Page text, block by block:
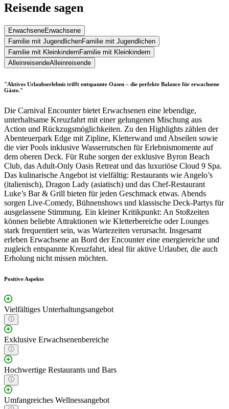
Reisende sagen
ErwachseneErwachsene
Familie mit JugendlichenFamilie mit Jugendlichen
Familie mit KleinkindernFamilie mit Kleinkindern
AlleinreisendeAlleinreisende
"Aktives Urlaubserlebnis trifft entspannte Oasen – die perfekte Balance für erwachsene
Gäste."
Die Carnival Encounter bietet Erwachsenen eine lebendige,
unterhaltsame Kreuzfahrt mit einer gelungenen Mischung aus
Action und Rückzugsmöglichkeiten. Zu den Highlights zählen der
Abenteuerpark Edge mit Zipline, Kletterwand und Abseilen sowie
die vier Pools inklusive Wasserrutschen für Erlebnismomente auf
dem oberen Deck. Für Ruhe sorgen der exklusive Byron Beach
Club, das Adult-Only Oasis Retreat und das luxuriöse Cloud 9 Spa.
Das kulinarische Angebot ist vielfältig: Restaurants wie Angelo’s
(italienisch), Dragon Lady (asiatisch) und das Chef-Restaurant
Luke’s Bar & Grill bieten für jeden Geschmack etwas. Abends
sorgen Live-Comedy, Bühnenshows und klassische Deck-Partys für
ausgelassene Stimmung. Ein kleiner Kritikpunkt: An Stoßzeiten
können beliebte Attraktionen wie Kletterbereiche oder Lounges
stark frequentiert sein, was Wartezeiten verursacht. Insgesamt
erleben Erwachsene an Bord der Encounter eine energiereiche und
zugleich entspannte Kreuzfahrt, ideal für aktive Urlauber, die auch
Erholung nicht missen möchten.
Positive Aspekte
Vielfältiges Unterhaltungsangebot
Exklusive Erwachsenenbereiche
Hochwertige Restaurants und Bars
Umfangreiches Wellnessangebot